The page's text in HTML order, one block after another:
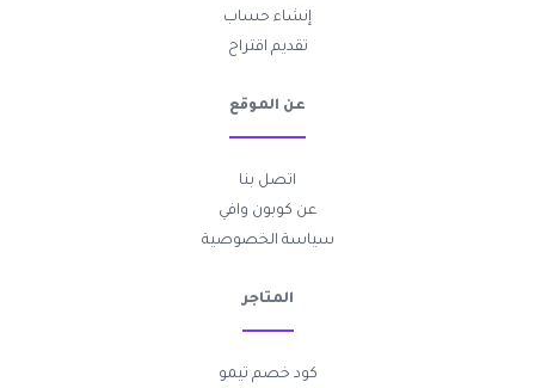
إنشاء حساب
تقديم اقتراح
عن الموقع
اتصل بنا
عن كوبون وافي
سياسة الخصوصية
المتاجر
كود خصم تيمو